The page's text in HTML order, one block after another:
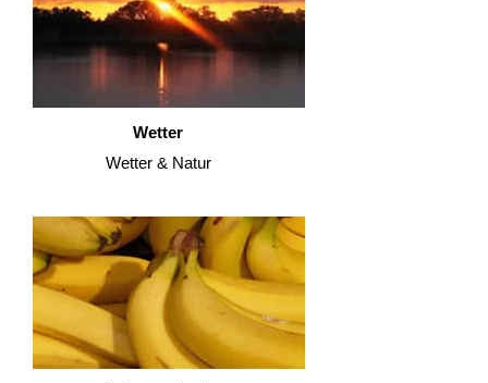
Wetter
Wetter & Natur